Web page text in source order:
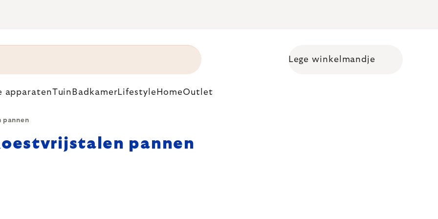
Shopping cart
Lege winkelmandje
apparatenTuin BadkamerLifestyle HomeOutlet
pannen
pannen